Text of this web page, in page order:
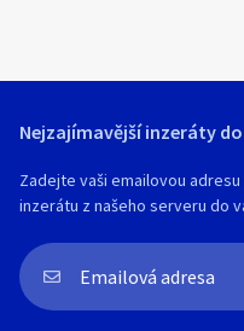
Nejzajímavější inzeráty
Zadejte vaši emailovou
inzerátu z našeho serveru do